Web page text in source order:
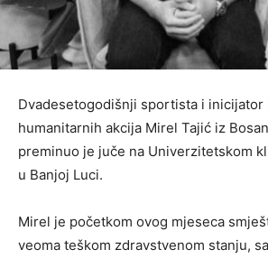
Dvadesetogodišnji sportista i inicijator
humanitarnih akcija Mirel Tajić iz
preminuo je juče na Univerzitetskom
u Banjoj Luci.
Mirel je početkom ovog mjeseca
veoma teškom zdravstvenom stanju,